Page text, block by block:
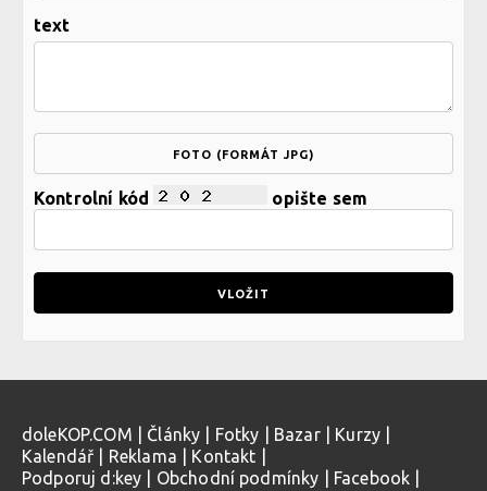
text
FOTO (FORMÁT JPG)
Kontrolní kód opište sem
doleKOP.COM Články Fotky Bazar| Kurzy
Kalendář
Reklama Kontakt
Podporuj d:key
Obchodní podmínky Facebook